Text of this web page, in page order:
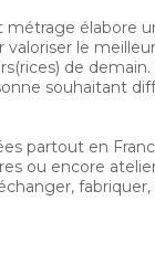
élabore
le
de
souhaitant
partout en
ou encore